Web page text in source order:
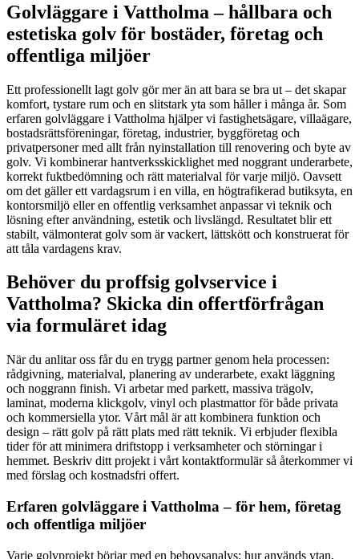
Golvläggare i Vattholma – hållbara och
estetiska golv för bostäder, företag och
offentliga miljöer
Ett professionellt lagt golv gör mer än att bara se bra ut – det skapar
komfort, tystare rum och en slitstark yta som håller i många år. Som
erfaren golvläggare i Vattholma hjälper vi fastighetsägare, villaägare,
bostadsrättsföreningar, företag, industrier, byggföretag och
privatpersoner med allt från nyinstallation till renovering och byte av
golv. Vi kombinerar hantverksskicklighet med noggrant underarbete,
korrekt fuktbedömning och rätt materialval för varje miljö. Oavsett
om det gäller ett vardagsrum i en villa, en högtrafikerad butiksyta, en
kontorsmiljö eller en offentlig verksamhet anpassar vi teknik och
lösning efter användning, estetik och livslängd. Resultatet blir ett
stabilt, välmonterat golv som är vackert, lättskött och konstruerat för
att tåla vardagens krav.
Behöver du proffsig golvservice i
Vattholma? Skicka din offertförfrågan
via formuläret idag
När du anlitar oss får du en trygg partner genom hela processen:
rådgivning, materialval, planering av underarbete, exakt läggning
och noggrann finish. Vi arbetar med parkett, massiva trägolv,
laminat, moderna klickgolv, vinyl och plastmattor för både privata
och kommersiella ytor. Vårt mål är att kombinera funktion och
design – rätt golv på rätt plats med rätt teknik. Vi erbjuder flexibla
tider för att minimera driftstopp i verksamheter och störningar i
hemmet. Beskriv ditt projekt i vårt kontaktformulär så återkommer vi
med förslag och kostnadsfri offert.
Erfaren golvläggare i Vattholma – för hem, företag
och offentliga miljöer
Varje golvprojekt börjar med en behovsanalys: hur används ytan,